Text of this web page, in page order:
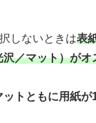
しないときは表
／マット）がオ
ットともに用紙